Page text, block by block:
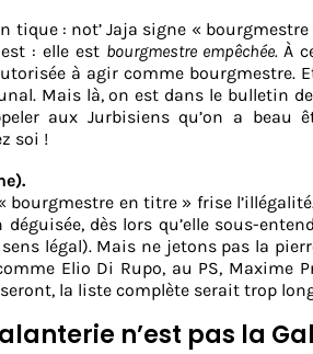
tique : not’ Jaja signe «
est : elle est bourgmestre empêchée.À
à agir comme bourgmestre.
Mais là, on est dans le bulletin
aux Jurbisiens qu’on a beau
soi !
bourgmestre en titre » frise
dès lors qu’elle sous-
légal). Mais ne jetons pas la
Elio Di Rupo, au PS, Maxime
la liste complète serait trop
n’est pas la